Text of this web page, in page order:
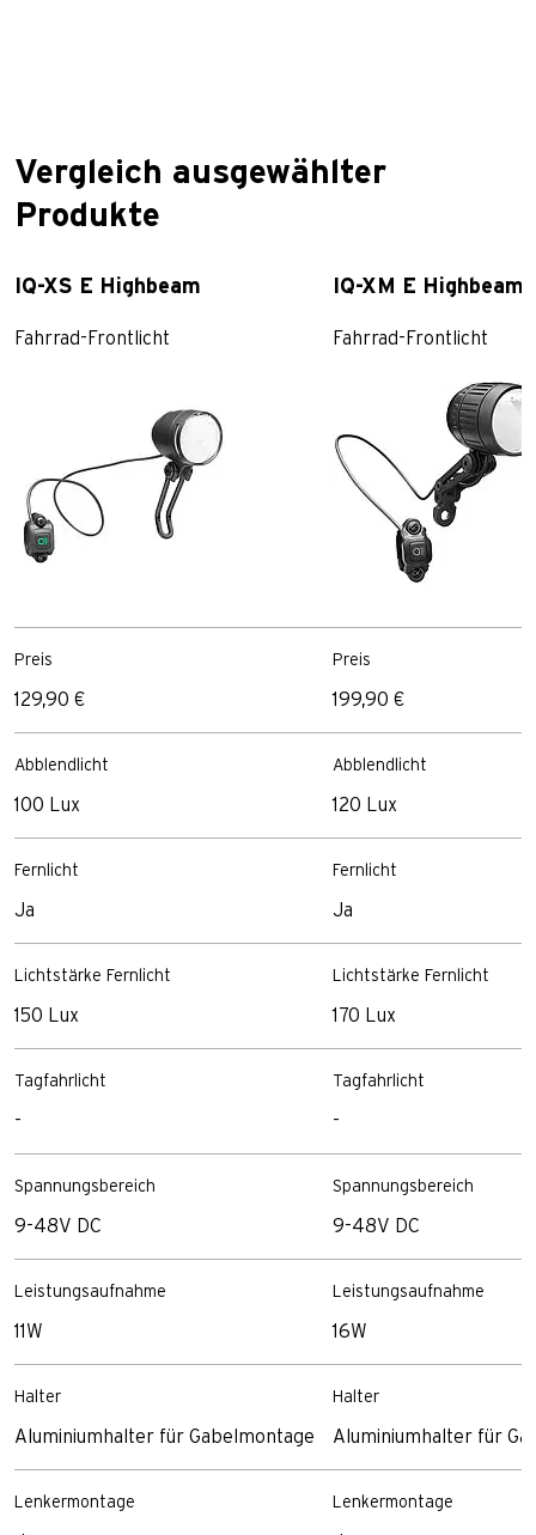
Vergleich ausgewählter
Produkte
IQ-XS E Highbeam
Fahrrad-Frontlicht
Preis
129,90 €
Abblendlicht
100 Lux
Fernlicht
Ja
Lichtstärke Fernlicht
150 Lux
Tagfahrlicht
-
Spannungsbereich
9-48V DC
Leistungsaufnahme
11W
Halter
Aluminiumhalter für Gabelmontage
Lenkermontage
IQ-XM E Highbeam
Fahrrad-Frontlicht
Preis
199,90 €
Abblendlicht
120 Lux
Fernlicht
Ja
Lichtstärke Fernlicht
170 Lux
Tagfahrlicht
-
Spannungsbereich
9-48V DC
Leistungsaufnahme
16W
Halter
Aluminiumhalter für
Lenkermontage